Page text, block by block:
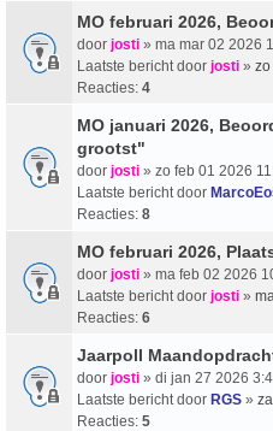
MO februari 2026,
door josti » ma mar 02 2026
Laatste bericht door josti » zo
Reacties: 4
MO januari 2026,
grootst"
door josti » zo feb 01 2026
Laatste bericht door
Reacties: 8
MO februari 2026,
door josti » ma feb 02 2026
Laatste bericht door josti »
Reacties: 6
Jaarpoll
door josti » di jan 27 2026
Laatste bericht door RGS »
Reacties: 5